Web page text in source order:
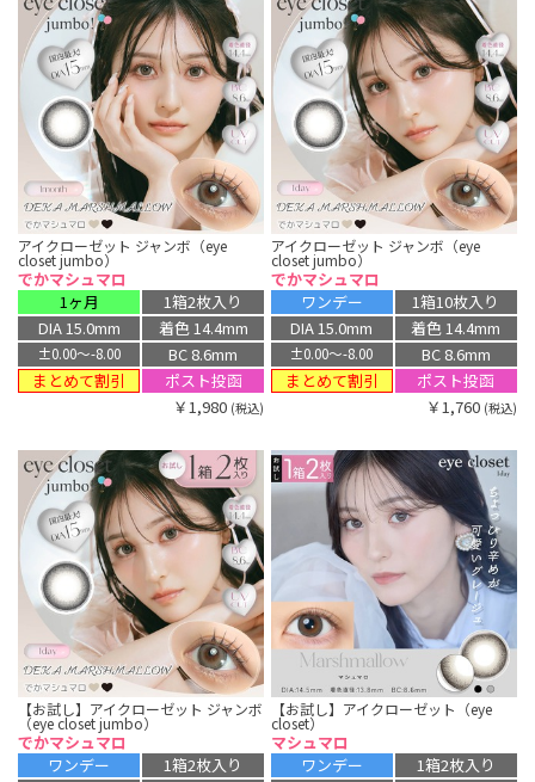
アイクローゼット ジャンボ（eye
closet jumbo）
でかマシュマロ
1ヶ月
1箱2枚入り
DIA 15.0mm
着色 14.4mm
±0.00〜-8.00
BC 8.6mm
まとめて割引
ポスト投函
￥1,980 (税込)
アイクローゼット ジャンボ（eye
closet jumbo）
でかマシュマロ
ワンデー
1箱10枚入り
DIA 15.0mm
着色 14.4mm
±0.00〜-8.00
BC 8.6mm
まとめて割引
ポスト投函
￥1,760 (税込)
【お試し】アイクローゼット ジャンボ
（eye closet jumbo）
でかマシュマロ
ワンデー
1箱2枚入り
【お試し】アイクローゼット（eye
closet）
マシュマロ
ワンデー
1箱2枚入り